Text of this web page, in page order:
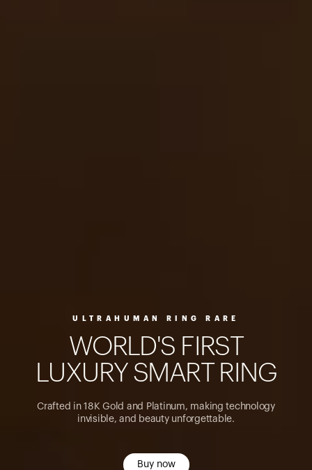
ULTRAHUMAN RING RARE
WOR D'S F RST
UXURY SMART R NG
Crafted in 18K Gold and Platinum, making technology
invisible, and beauty unforgettable.
Buy now